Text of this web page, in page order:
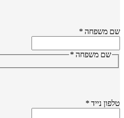
משפחה*
שם משפחה*
נייד*